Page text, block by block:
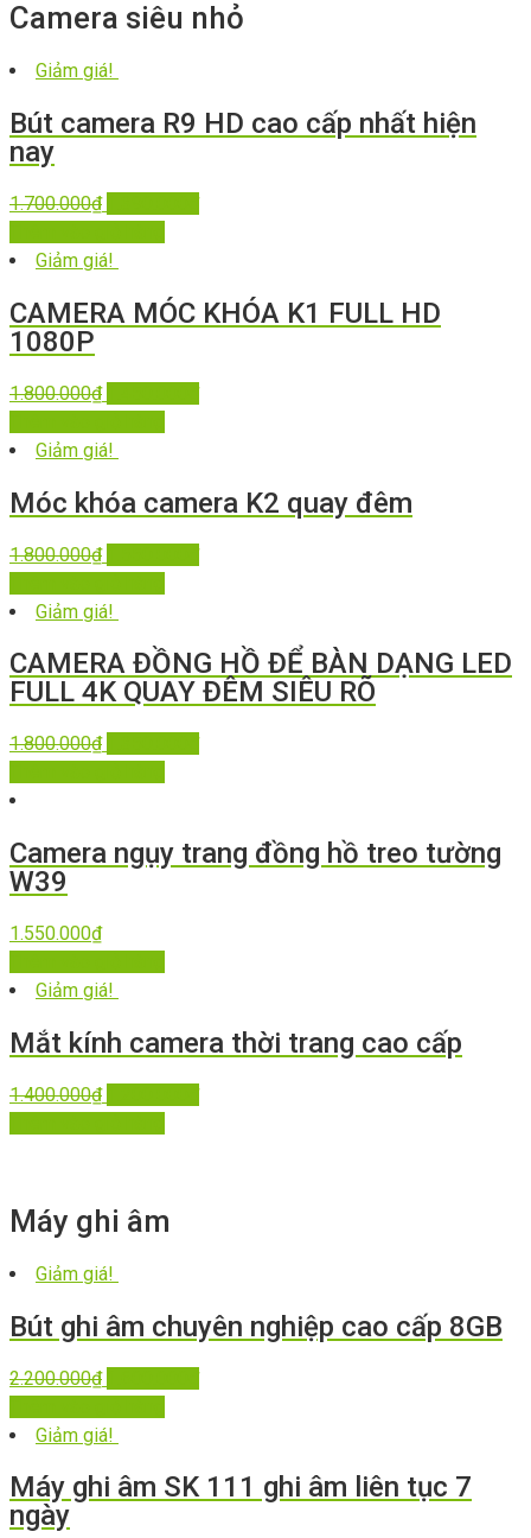
Camera siêu nhỏ
Giảm giá!
Bút camera R9 HD cao cấp nhất hiện
nay
1.700.000₫
Giảm giá!
CAMERA MÓC KHÓA K1 FULL HD
1080P
1.800.000₫
Giảm giá!
Móc khóa camera K2 quay đêm
1.800.000₫
Giảm giá!
CAMERA ĐỒNG HỒ ĐỂ BÀN DẠNG LED
FULL 4K QUAY ĐÊM SIÊU RÕ
1.800.000₫
Camera ngụy trang đồng hồ treo tường
W39
1.550.000₫
Giảm giá!
Mắt kính camera thời trang cao cấp
1.400.000₫
Máy ghi âm
Giảm giá!
Bút ghi âm chuyên nghiệp cao cấp 8GB
2.200.000₫
Giảm giá!
Máy ghi âm SK 111 ghi âm liên tục 7
ngày